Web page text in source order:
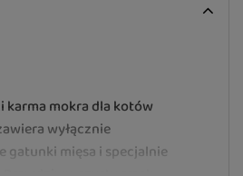
karma mokra dla kotów
wyłącznie
gatunki mięsa i specjalnie